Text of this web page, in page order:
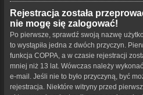
Rejestracja została
nie mogę się zalogować!
Po pierwsze, sprawdź swoją nazwę
to wystąpiła jedna z dwóch przyczyn.
funkcja COPPA, a w czasie rejestracji
mniej niż 13 lat. Wówczas należy
e-mail. Jeśli nie to było przyczyną, być
rejestracja. Niektóre witryny przed